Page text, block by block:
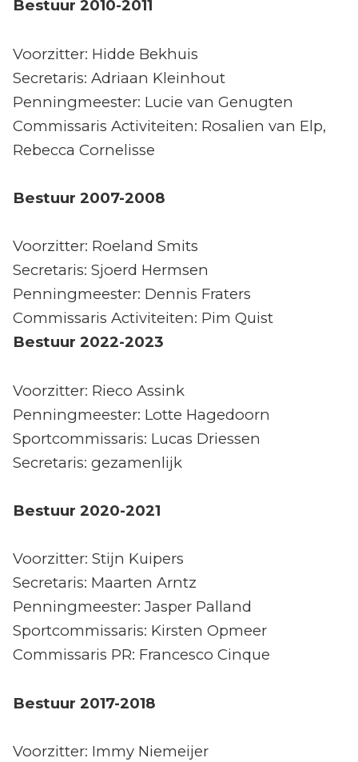
Bestuur 2010-2011
Voorzitter: Hidde Bekhuis
Secretaris: Adriaan Kleinhout
Penningmeester: Lucie van Genugten
Commissaris Activiteiten: Rosalien van Elp,
Rebecca Cornelisse
Bestuur 2007-2008
Voorzitter: Roeland Smits
Secretaris: Sjoerd Hermsen
Penningmeester: Dennis Fraters
Commissaris Activiteiten: Pim Quist
Bestuur 2022-2023
Voorzitter: Rieco Assink
Penningmeester: Lotte Hagedoorn
Sportcommissaris: Lucas Driessen
Secretaris: gezamenlijk
Bestuur 2020-2021
Voorzitter: Stijn Kuipers
Secretaris: Maarten Arntz
Penningmeester: Jasper Palland
Sportcommissaris: Kirsten Opmeer
Commissaris PR: Francesco Cinque
Bestuur 2017-2018
Voorzitter: Immy Niemeijer